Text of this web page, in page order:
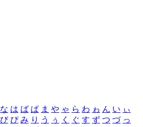
な は ば ぱ ま や ゃ ら わ ゎ ん い ぃ
び ぴ み り う ぅ く ぐ す ず つ づ っ